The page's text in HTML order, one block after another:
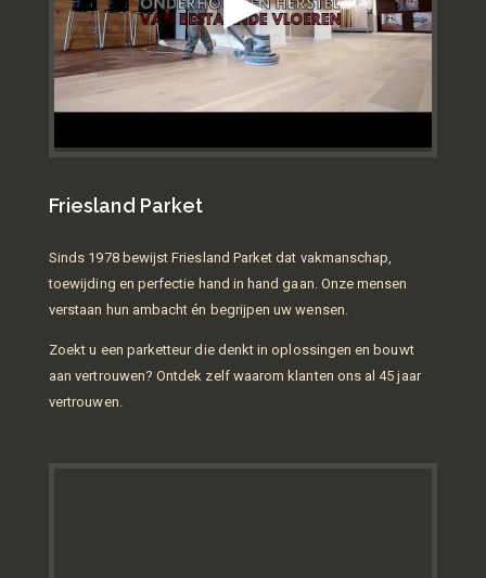
Friesland Parket
Sinds 1978 bewijst Friesland Parket dat vakmanschap,
toewijding en perfectie hand in hand gaan. Onze mensen
verstaan hun ambacht én begrijpen uw wensen.
Zoekt u een parketteur die denkt in oplossingen en bouwt
aan vertrouwen? Ontdek zelf waarom klanten ons al 45 jaar
vertrouwen.